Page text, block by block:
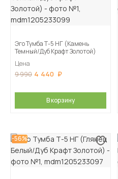
Эго Тумба Т-5 НГ (Камень
Темный/Дуб Крафт Золотой)
Цена
9 990 4 440
В корзину
-56%